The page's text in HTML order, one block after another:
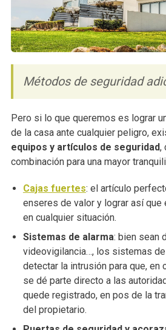
Métodos de seguridad
Pero si lo que queremos es lograr
de la casa ante cualquier peligro,
equipos y artículos de seguridad,
combinación para una mayor
Cajas fuertes: el artículo
enseres de valor y lograr así que
en cualquier situación.
Sistemas de alarma: bien sean
videovigilancia…, los sistemas de
detectar la intrusión para que, en
se dé parte directo a las
quede registrado, en pos de la
del propietario.